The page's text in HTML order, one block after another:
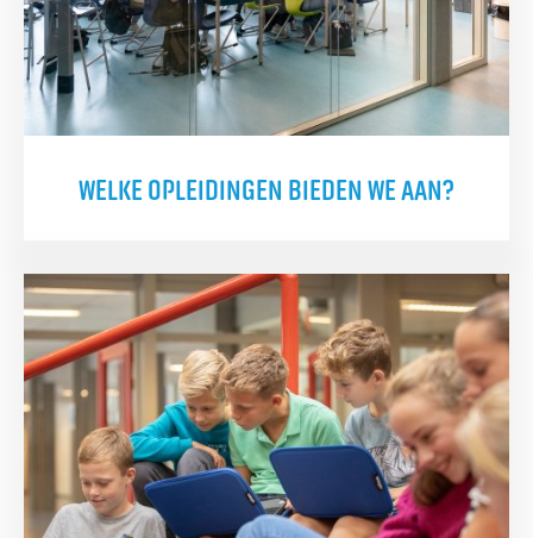
WELKE OPLEIDINGEN BIEDEN WE AAN?